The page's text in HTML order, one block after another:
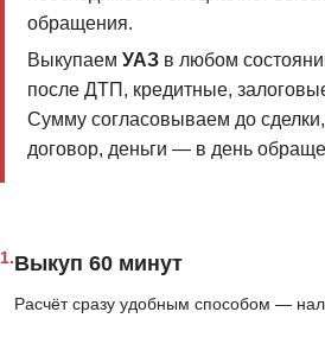
обращения.
Выкупаем УАЗв любом
после ДТП, кредитные,
Сумму согласовываем до
договор, деньги — в день
1.Выкуп 60 минут
Расчёт сразу удобным способом —